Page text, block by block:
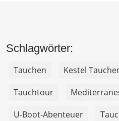
Schlagwörter:
Tauchen Kestel
Tauchtour
U-Boot-Abenteuer